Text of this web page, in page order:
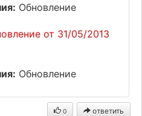
Обновление
от 31/05/2013
Обновление
0 ответить